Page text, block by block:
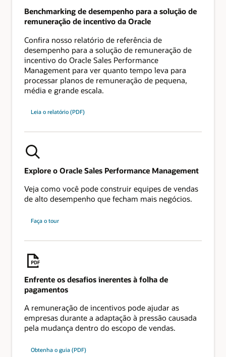
Benchmarking de desempenho para a solução de
remuneração de incentivo da Oracle
Confira nosso relatório de referência de
desempenho para a solução de remuneração de
incentivo do Oracle Sales Performance
Management para ver quanto tempo leva para
processar planos de remuneração de pequena,
média e grande escala.
Leia o relatório (PDF)
Explore o Oracle Sales Performance Management
Veja como você pode construir equipes de vendas
de alto desempenho que fecham mais negócios.
Faça o tour
Enfrente os desafios inerentes à folha de
pagamentos
A remuneração de incentivos pode ajudar as
empresas durante a adaptação à pressão causada
pela mudança dentro do escopo de vendas.
Obtenha o guia (PDF)